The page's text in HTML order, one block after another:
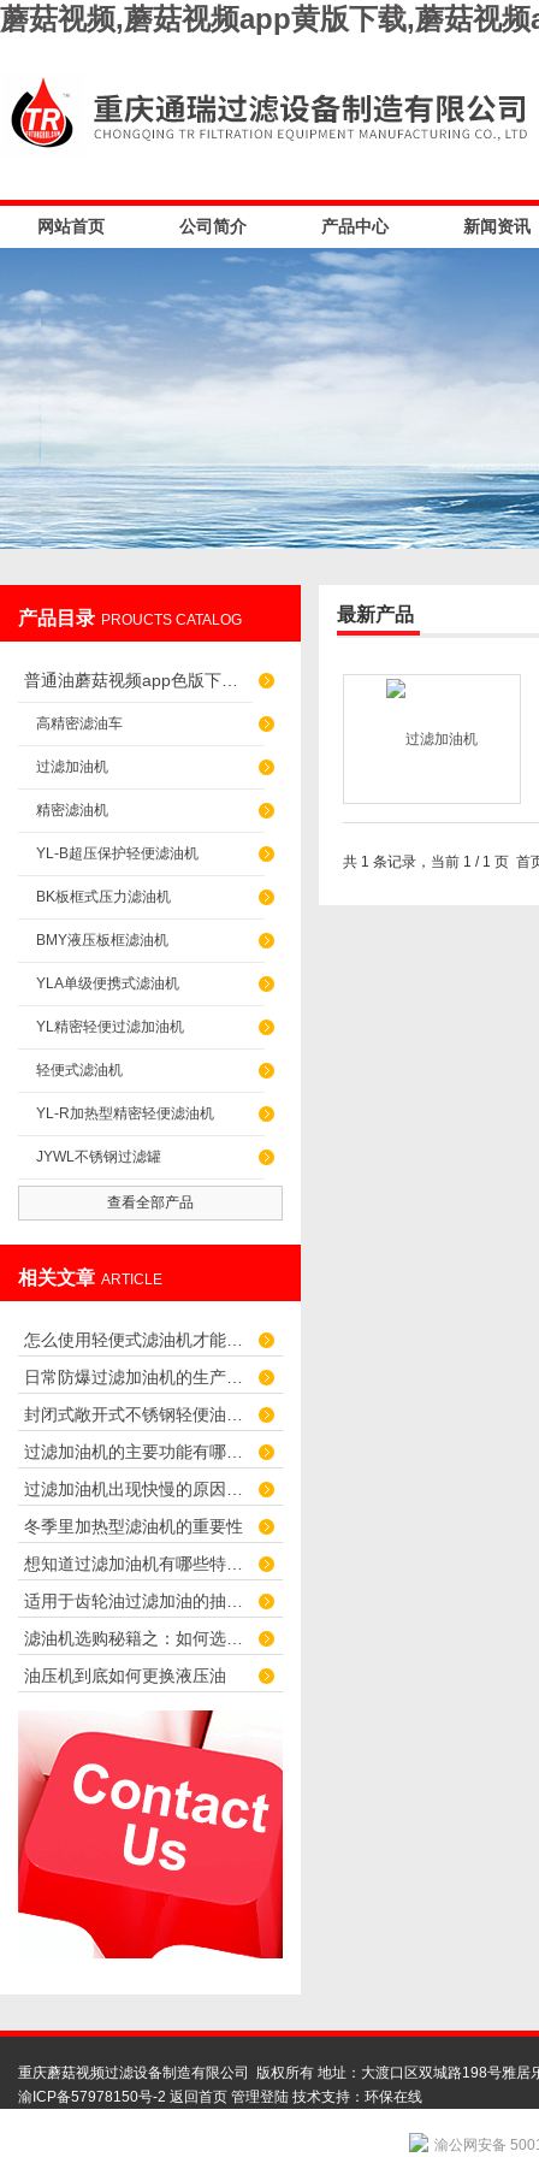
蘑菇视频,蘑菇视频app黄版下载,蘑菇视
重庆蘑菇视频过滤设备制造有限公司
网站首页 公司简介 产品中心 新闻资讯
产品目录 PROUCTS CATALOG
高精密滤油车
过滤加油机
精密滤油机
YL-B超压保护轻便滤油机
BK板框式压力滤油机
BMY液压板框滤油机
YLA单级便携式滤油机
YL精密轻便过滤加油机
轻便式滤油机
YL-R加热型精密轻便滤油机
JYWL不锈钢过滤罐
查看全部产品
相关文章 ARTICLE
冬季里加热型滤油机的重要性
油压机到底如何更换液压油
最新产品
共 1 条记录，当前 1 / 1 页
重庆蘑菇视频过滤设备制造有限公司 版权所有 地址：大渡口区双城路198号雅
渝ICP备57978150号-2 返回首页 管理登陆 技术支持： 环保在线
渝公网安备